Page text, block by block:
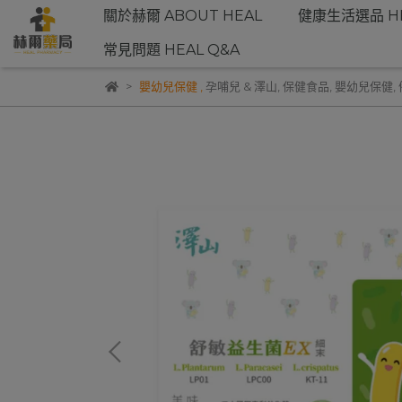
關於赫爾 ABOUT HEAL
健康生活選品
常見問題 HEAL Q&A
嬰幼兒保健, 孕哺兒 & 澤山 保健食品 嬰幼兒保健,